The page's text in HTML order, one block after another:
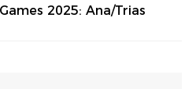
2025: Ana/Trias